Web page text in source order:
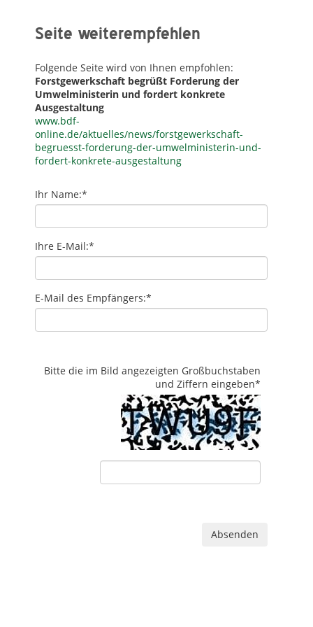
Seite weiterempfehlen
Folgende Seite wird von Ihnen empfohlen:
Forstgewerkschaft begrüßt Forderung der
Umwelministerin und fordert konkrete
Ausgestaltung
www.bdf-
online.de/aktuelles/news/forstgewerkschaft-
begruesst-forderung-der-umwelministerin-und-
fordert-konkrete-ausgestaltung
Ihr Name:*
Ihre E-Mail:*
E-Mail des Empfängers:*
Bitte die im Bild angezeigten Großbuchstaben
und Ziffern eingeben*
Absenden